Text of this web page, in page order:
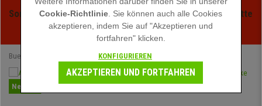
Sommerschlussverauf bei buerstuhlpro! Exklusive Rabatte
für kurze Zeit - Aktion ansehen -
Buerostuhlpro Hocker Arbeitshocker
Neuheit
Cookie-Richtlinie . Sie können auch alle Cookies
akzeptieren, indem Sie auf "Akzeptieren und
fortfahren" klicken.
KONFIGURIEREN
AKZEPTIEREN UND FORTFAHREN